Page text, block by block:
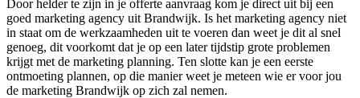
Door helder te zijn in je offerte aanvraag kom je direct uit bij een
goed marketing agency uit Brandwijk. Is het marketing agency niet
in staat om de werkzaamheden uit te voeren dan weet je dit al snel
genoeg, dit voorkomt dat je op een later tijdstip grote problemen
krijgt met de marketing planning. Ten slotte kan je een eerste
ontmoeting plannen, op die manier weet je meteen wie er voor jou
de marketing Brandwijk op zich zal nemen.